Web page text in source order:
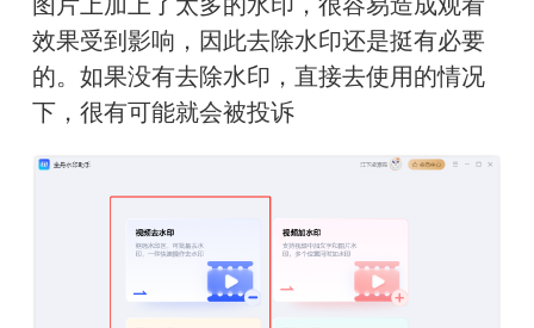
图片上加上了太多的水印，很容易造成观看
效果受到影响，因此去除水印还是挺有必要
的。如果没有去除水印，直接去使用的情况
下，很有可能就会被投诉